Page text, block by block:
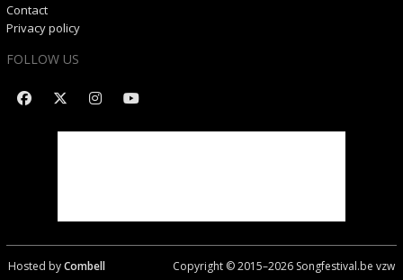
Contact
Privacy policy
FOLLOW US
Hosted byCombell Copyright © 2015–2026Songfestival.be vzw